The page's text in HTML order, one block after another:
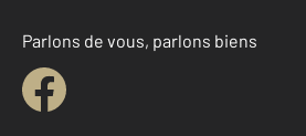
Parlons de vous, parlons biens